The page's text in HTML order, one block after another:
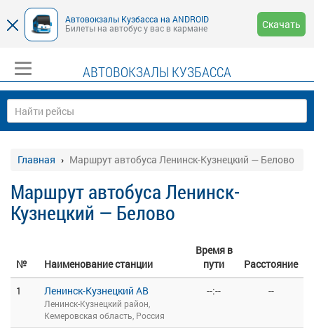
Автовокзалы Кузбасса на ANDROID
Билеты на автобус у вас в кармане
Скачать
АВТОВОКЗАЛЫ КУЗБАССА
Главная Маршрут автобуса Ленинск-Кузнецкий — Белово
Маршрут автобуса Ленинск-
Кузнецкий — Белово
№ Наименование станции
Время в
пути
Расстояние
1
Ленинск-Кузнецкий АВ
Ленинск-Кузнецкий район,
Кемеровская область, Россия
--:-- --